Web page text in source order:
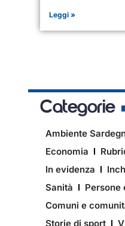
Leggi »
Categorie
Ambiente
Economia
In evidenza
Sanità
Persone
Comuni e
Storie di sport